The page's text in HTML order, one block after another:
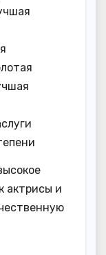
актрисы и